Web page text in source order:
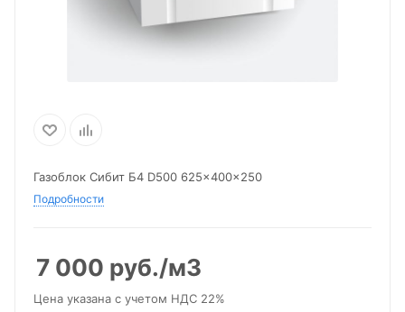
Газоблок Сибит Б4 D500 625x400x250
Подробности
7 000 руб./м3
Цена указана с учетом НДС 22%